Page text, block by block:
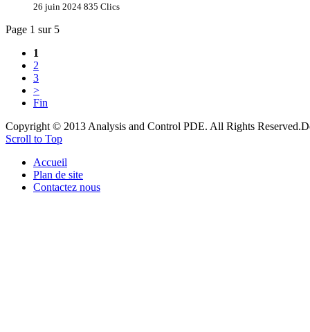
26 juin 2024 835 Clics
Page 1 sur 5
1
2
3
>
Fin
Copyright © 2013 Analysis and Control PDE. All Rights Reserved.
Scroll to Top
Accueil
Plan de site
Contactez nous